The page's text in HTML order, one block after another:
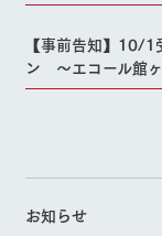
【事前告知】10/
ン ～エコール館
お知らせ